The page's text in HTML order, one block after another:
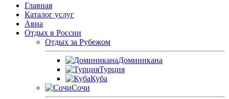
Главная
Каталог услуг
Авиа
Отдых в России
Отдых за Рубежом
Доминикана
Турция
Куба
Сочи